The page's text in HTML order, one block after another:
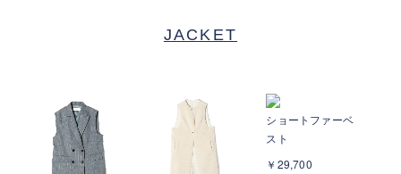
JACKET
ショートファーベ
スト
￥29,700